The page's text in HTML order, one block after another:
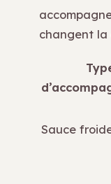
changent la
Sauce